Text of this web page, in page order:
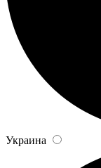
Украина